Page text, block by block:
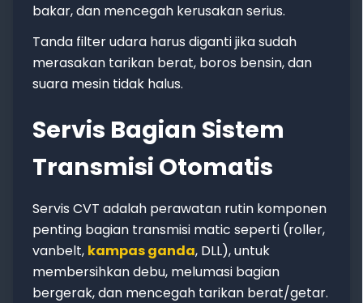
bakar, dan mencegah kerusakan serius.
Tanda filter udara harus diganti jika sudah
merasakan tarikan berat, boros bensin, dan
suara mesin tidak halus.
Servis Bagian Sistem
Transmisi Otomatis
Servis CVT adalah perawatan rutin komponen
penting bagian transmisi matic seperti (roller,
vanbelt, kampas ganda, DLL), untuk
membersihkan debu, melumasi bagian
bergerak, dan mencegah tarikan berat/getar.